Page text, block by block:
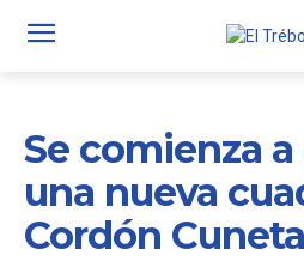
Se comienza
una nueva
Cordón Cuneta